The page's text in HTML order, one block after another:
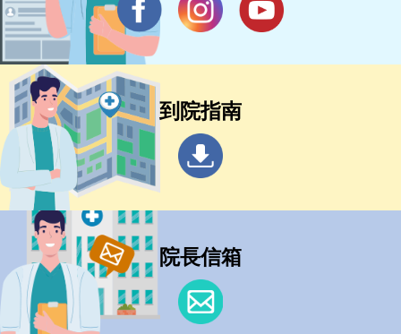
到院指南
院長信箱